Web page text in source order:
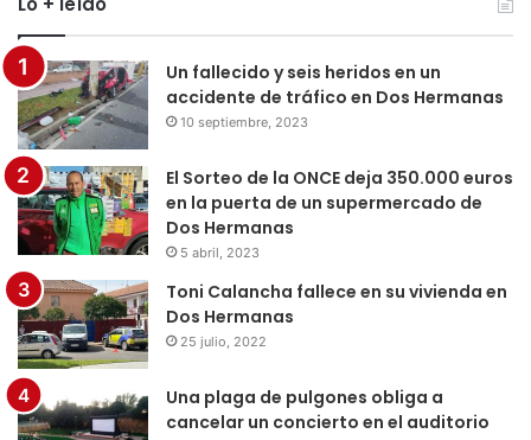
Un fallecido y seis heridos en un
accidente de tráfico en Dos Hermanas
10 septiembre, 2023
El Sorteo de la ONCE deja 350.000 euros
en la puerta de un supermercado de
Dos Hermanas
5 abril, 2023
Toni Calancha fallece en su vivienda en
Dos Hermanas
25 julio, 2022
Una plaga de pulgones obliga a
cancelar un concierto en el auditorio